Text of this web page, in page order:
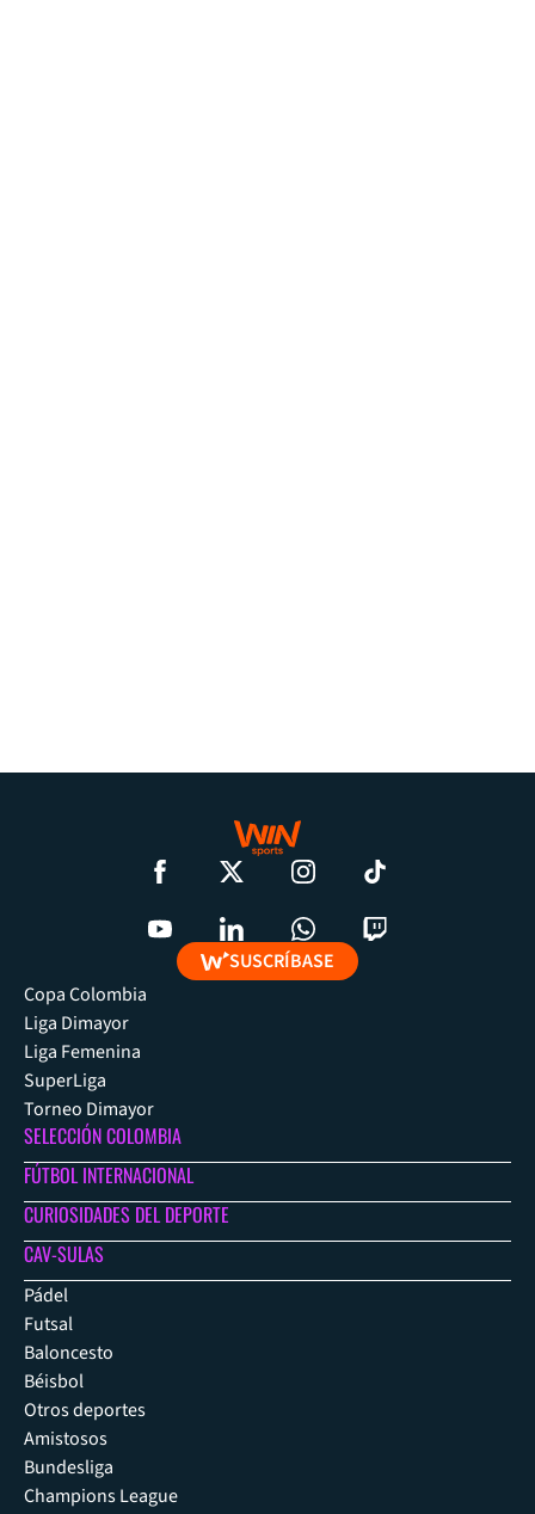
SUSCRÍBASE
Copa Colombia
Liga Dimayor
Liga Femenina
SuperLiga
Torneo Dimayor
SELECCIÓN COLOMBIA
FÚTBOL INTERNACIONAL
CURIOSIDADES DEL DEPORTE
CAV-SULAS
Pádel
Futsal
Baloncesto
Béisbol
Otros deportes
Amistosos
Bundesliga
Champions League